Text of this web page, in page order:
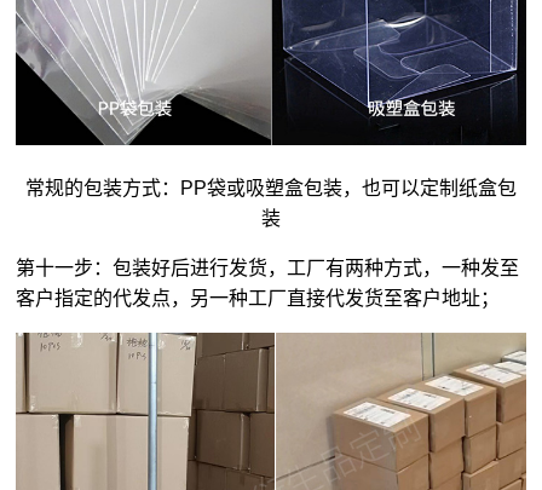
常规的包装方式：PP袋或吸塑盒包装，也可以定制纸盒包
装
第十一步：包装好后进行发货，工厂有两种方式，一种发至
客户指定的代发点，另一种工厂直接代发货至客户地址；